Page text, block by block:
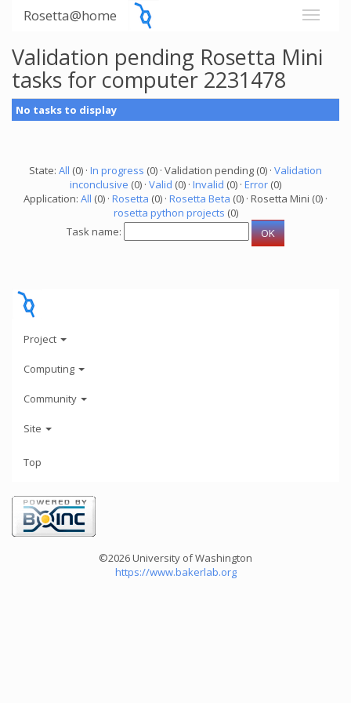
Rosetta@home
Validation pending Rosetta Mini
tasks for computer 2231478
No tasks to display
State: All (0) · In progress (0) · Validation pending (0) · Validation
inconclusive (0) · Valid (0) · Invalid (0) · Error (0)
Application: All (0) · Rosetta (0) · Rosetta Beta (0) · Rosetta Mini (0) ·
rosetta python projects (0)
Task name:
Project
Computing
Community
Site
Top
©2026 University of Washington
https://www.bakerlab.org